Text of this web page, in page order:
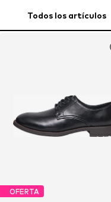
Todos los artículos
OFERTA